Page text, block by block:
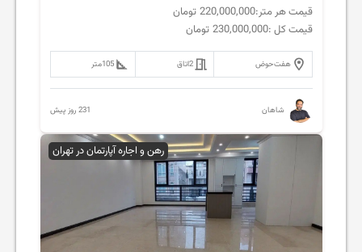
قیمت هر متر:220,000,000 تومان
قیمت کل :230,000,000 تومان
هفت‌حوض 2اتاق 105متر
شاهان 231 روز پیش
رهن و اجاره آپارتمان در تهران